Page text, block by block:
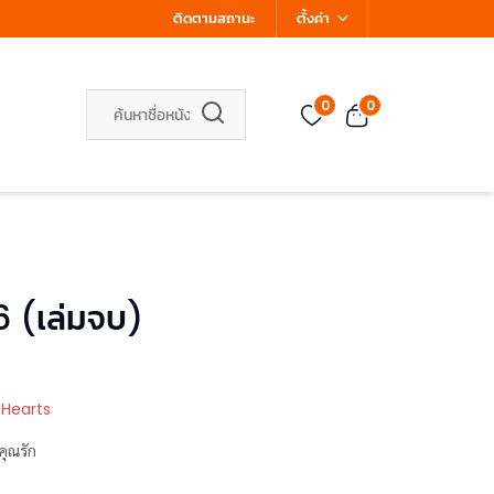
ติดตามสถานะ ตั้งค่า
0 0
(เล่มจบ)
Hearts
ณรัก